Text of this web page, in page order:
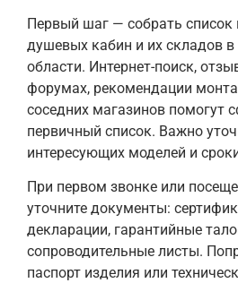
Первый шаг — собрать список
душевых кабин и их складов
области. Интернет-поиск,
форумах, рекомендации
соседних магазинов помогут
первичный список. Важно
интересующих моделей и
При первом звонке или
уточните документы:
декларации, гарантийные
сопроводительные листы.
паспорт изделия или